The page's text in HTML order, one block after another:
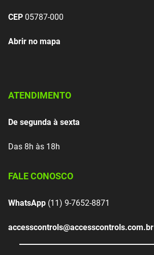
CEP 05787-000
Abrir no mapa
ATENDIMENTO
De segunda à sexta
Das 8h às 18h
FALE CONOSCO
WhatsApp (11) 9-7652-8871
accesscontrols@accesscontrols.com.br